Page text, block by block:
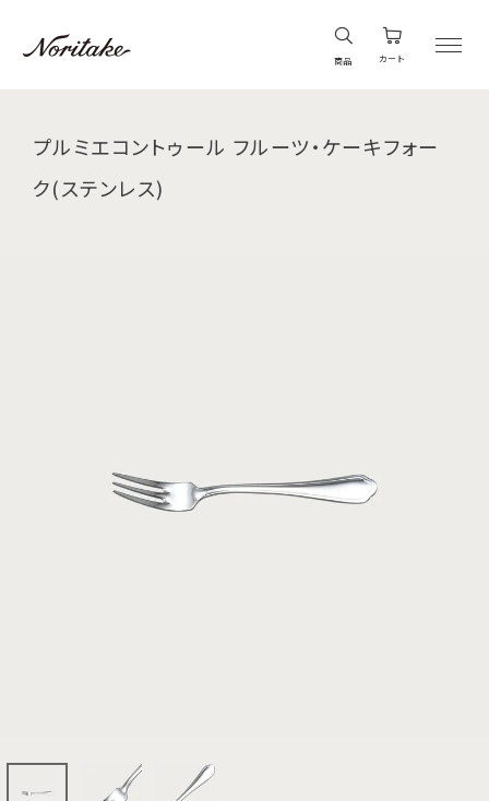
商品 カート
プルミエコントゥール フルーツ・ケーキフォー
ク(ステンレス)